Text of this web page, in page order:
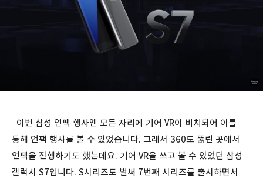
이번 삼성 언팩 행사엔 모든 자리에 기어 VR이 비치되어 이를
통해 언팩 행사를 볼 수 있었습니다. 그래서 360도 뚫린 곳에서
언팩을 진행하기도 했는데요. 기어 VR을 쓰고 볼 수 있었던 삼성
갤럭시 S7입니다. S시리즈도 벌써 7번째 시리즈를 출시하면서